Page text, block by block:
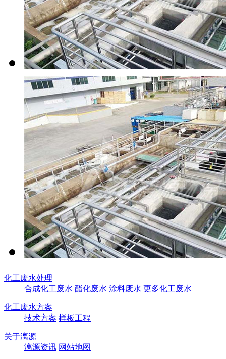
化工废水处理
合成化工废水 酯化废水 涂料废水 更多化工废水
化工废水方案
技术方案 样板工程
关于漓源
漓源资讯 网站地图